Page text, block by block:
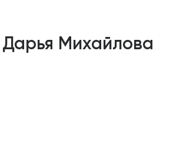
Михайлова